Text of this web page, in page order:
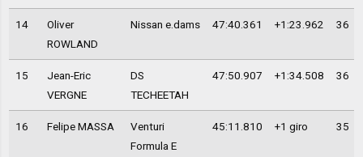
14
Oliver
ROWLAND
Nissan e.dams 47:40.361 +1:23.962 36
15
Jean-Eric
VERGNE
DS
TECHEETAH
47:50.907 +1:34.508 36
16 Felipe MASSA
Venturi
Formula E
45:11.810 +1 giro 35